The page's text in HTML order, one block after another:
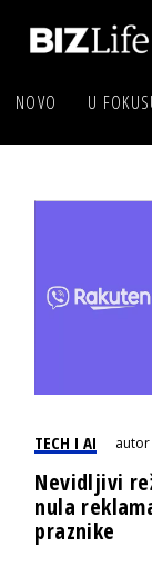
NOVO U
TECH I AI
Nevidljivi
nula
praznike